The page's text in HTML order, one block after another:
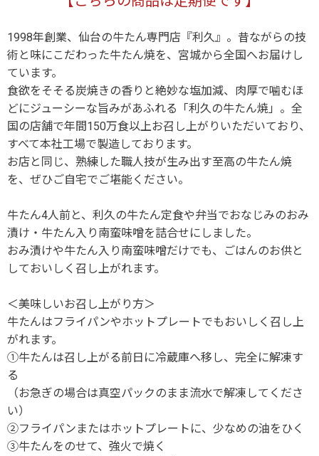
1998年創業、仙台の牛たん専門店『利久』。昔ながらの技
術と味にこだわった牛たん焼を、宮城から全国へお届けし
ています。
食欲をそそる炭焼きの香りと絶妙な塩加減、肉厚で噛むほ
どにジューシーな旨みがあふれる「利久の牛たん焼」。全
国の店舗で年間150万食以上お召し上がりいただいており、
すべて本社工場で製造しております。
お店と同じ、熟練した職人技が生み出す至高の牛たん焼
を、ぜひご自宅でご堪能ください。
牛たん4人前と、利久の牛たん定食や弁当でおなじみのおみ
漬け・牛たん入り南蛮味噌を詰合せにしました。
おみ漬けや牛たん入り南蛮味噌だけでも、ごはんのお供と
しておいしく召し上がれます。
＜美味しいお召し上がり方＞
牛たんはフライパンやホットプレートでもおいしく召し上
がれます。
①牛たんは召し上がる前日に冷蔵庫へ移し、完全に解凍す
る
（お急ぎの場合は真空パックのまま流水で解凍してくださ
い）
②フライパンまたはホットプレートに、少なめの油をひく
③牛たんをのせて、強火で焼く